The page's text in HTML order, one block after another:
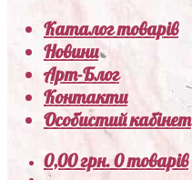
Каталог товарів
Новини
Арт-Блог
Контакти
Особистий кабінет
0,00грн.0 товарів